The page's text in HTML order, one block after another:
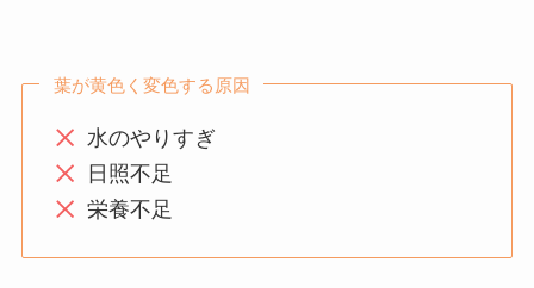
葉が黄色く変色する原因
水のやりすぎ
日照不足
栄養不足